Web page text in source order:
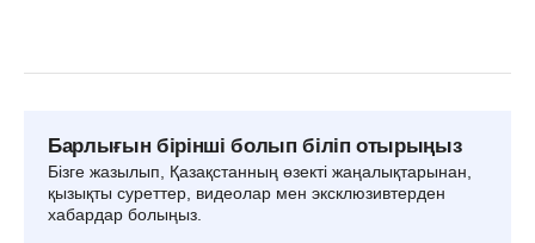
Барлығын бірінші болып біліп отырыңыз
Бізге жазылып, Қазақстанның өзекті жаңалықтарынан,
қызықты суреттер, видеолар мен эксклюзивтерден
хабардар болыңыз.